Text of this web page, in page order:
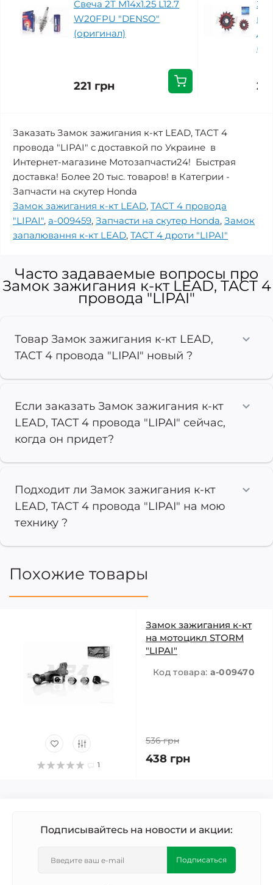
Свеча 2Т M14x1.25 L12.7
W20FPU "DENSO"
(оригинал)
221 грн
Заказать Замок зажигания к-кт LEAD, TACT 4
провода "LIPAI" с доставкой по Украине в
Интернет-магазине Мотозапчасти24! Быстрая
доставка! Более 20 тыс. товаров! в Категрии -
Запчасти на скутер Honda
Замок зажигания к-кт LEAD, TACT 4 провода
"LIPAI", a-009459, Запчасти на скутер Honda, Замок
запалювання к-кт LEAD, TACT 4 дроти "LIPAI"
Часто задаваемые вопросы про
Замок зажигания к-кт LEAD, TACT 4
провода "LIPAI"
Товар Замок зажигания к-кт LEAD,
TACT 4 провода "LIPAI" новый ?
Если заказать Замок зажигания к-кт
LEAD, TACT 4 провода "LIPAI" сейчас,
когда он придет?
Подходит ли Замок зажигания к-кт
LEAD, TACT 4 провода "LIPAI" на мою
технику ?
Похожие товары
1
Замок зажигания к-кт
на мотоцикл STORM
"LIPAI"
Код товара: a-009470
536 грн
438 грн
Подписывайтесь на новости и акции:
Подписаться